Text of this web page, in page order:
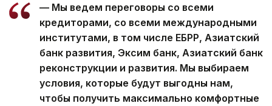
— Мы ведем переговоры со всеми
кредиторами, со всеми международными
институтами, в том числе ЕБРР, Азиатский
банк развития, Эксим банк, Азиатский банк
реконструкции и развития. Мы выбираем
условия, которые будут выгодны нам,
чтобы получить максимально комфортные